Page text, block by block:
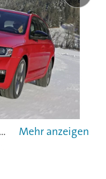
Der Skoda Octavia RS 4x4 Combi kostet 35.550 Euro